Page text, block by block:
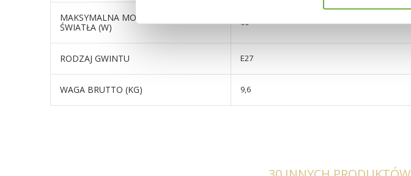
MAKSYMALNA MOC POJEDYNCZEGO
ŚWIATŁA (W)
60
RODZAJ GWINTU E27
WAGA BRUTTO (KG) 9,6